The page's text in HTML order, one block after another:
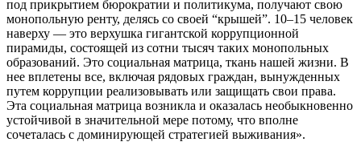
под прикрытием бюрократии и политикума, получают свою
монопольную ренту, делясь со своей “крышей”. 10–15 человек
наверху — это верхушка гигантской коррупционной
пирамиды, состоящей из сотни тысяч таких монопольных
образований. Это социальная матрица, ткань нашей жизни. В
нее вплетены все, включая рядовых граждан, вынужденных
путем коррупции реализовывать или защищать свои права.
Эта социальная матрица возникла и оказалась необыкновенно
устойчивой в значительной мере потому, что вполне
сочеталась с доминирующей стратегией выживания».